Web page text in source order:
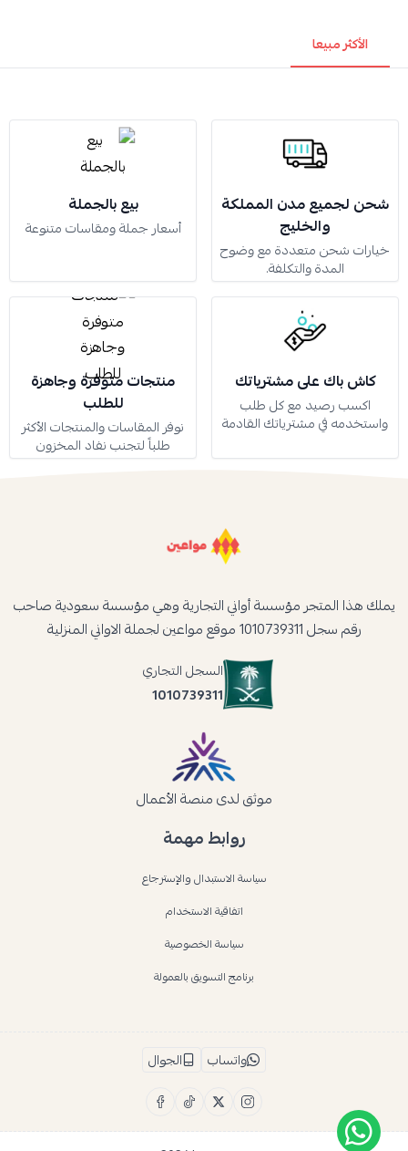
الأكثر مبيعا
شحن لجميع مدن المملكة
والخليج
خيارات شحن متعددة مع وضوح
المدة والتكلفة.
بيع بالجملة
أسعار جملة ومقاسات متنوعة
كاش باك على مشترياتك
اكسب رصيد مع كل طلب
واستخدمه في مشترياتك القادمة
منتجات متوفرة وجاهزة
للطلب
نوفر المقاسات والمنتجات الأكثر
طلباً لتجنب نفاد المخزون
روابط مهمة
سياسة الاستبدال والإسترجاع
اتفاقية الاستخدام
سياسة الخصوصية
برنامج التسويق بالعمولة
يملك هذا المتجر مؤسسة أواني التجارية وهي مؤسسة سعودية صاحب
رقم سجل 1010739311 موقع مواعين لجملة الاواني المنزلية
السجل التجاري
1010739311
موثق لدى منصة الأعمال
واتساب الجوال